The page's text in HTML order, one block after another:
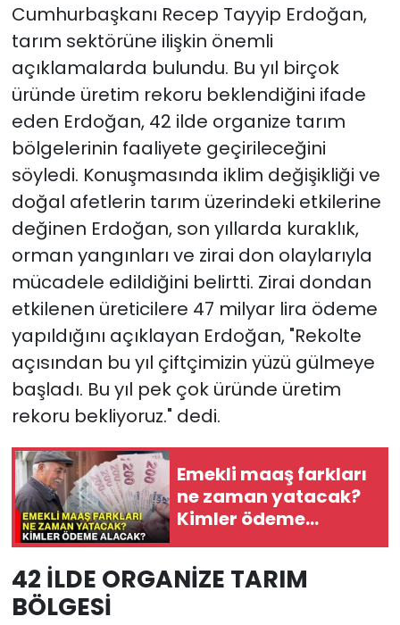
Cumhurbaşkanı Recep Tayyip Erdoğan,
tarım sektörüne ilişkin önemli
açıklamalarda bulundu. Bu yıl birçok
üründe üretim rekoru beklendiğini ifade
eden Erdoğan, 42 ilde organize tarım
bölgelerinin faaliyete geçirileceğini
söyledi. Konuşmasında iklim değişikliği ve
doğal afetlerin tarım üzerindeki etkilerine
değinen Erdoğan, son yıllarda kuraklık,
orman yangınları ve zirai don olaylarıyla
mücadele edildiğini belirtti. Zirai dondan
etkilenen üreticilere 47 milyar lira ödeme
yapıldığını açıklayan Erdoğan, "Rekolte
açısından bu yıl çiftçimizin yüzü gülmeye
başladı. Bu yıl pek çok üründe üretim
rekoru bekliyoruz." dedi.
Emekli maaş farkları
ne zaman yatacak?
Kimler ödeme
alacak?
42 İLDE ORGANİZE TARIM
BÖLGESİ